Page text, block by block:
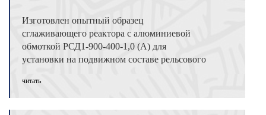
Изготовлен опытный образец
сглаживающего реактора с алюминиевой
обмоткой РСД1-900-400-1,0 (А) для
установки на подвижном составе рельсового
читать